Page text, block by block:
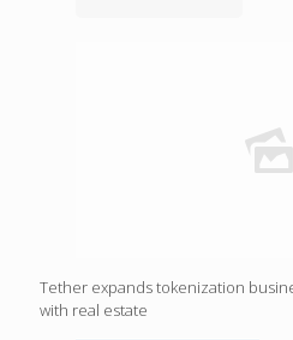
Tether expands tokenization
with real estate